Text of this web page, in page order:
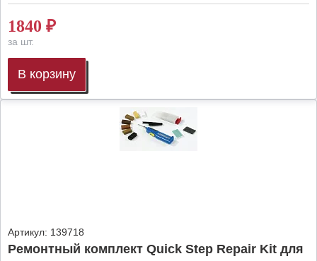
1840 ₽
за шт.
В корзину
Артикул: 139718
Ремонтный комплект Quick Step Repair Kit для